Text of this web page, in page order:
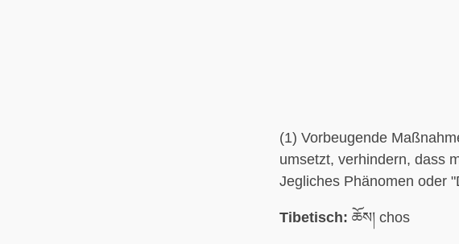
(1) Vorbeugende
umsetzt, verhindern, dass
Jegliches Phänomen oder
Tibetisch: ཆོས། chos